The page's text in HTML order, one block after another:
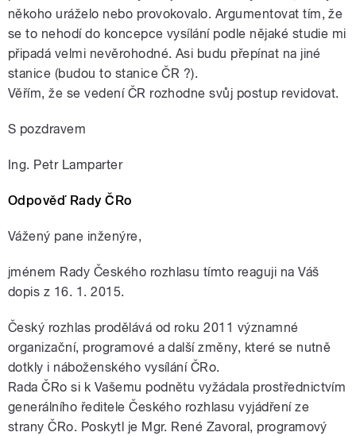
někoho uráželo nebo provokovalo. Argumentovat tím, že
se to nehodí do koncepce vysílání podle nějaké studie mi
připadá velmi nevěrohodné. Asi budu přepínat na jiné
stanice (budou to stanice ČR ?).
Věřím, že se vedení ČR rozhodne svůj postup revidovat.
S pozdravem
Ing. Petr Lamparter
Odpověď Rady ČRo
Vážený pane inženýre,
jménem Rady Českého rozhlasu tímto reaguji na Váš
dopis z 16. 1. 2015.
Český rozhlas prodělává od roku 2011 významné
organizační, programové a další změny, které se nutně
dotkly i náboženského vysílání ČRo.
Rada ČRo si k Vašemu podnětu vyžádala prostřednictvím
generálního ředitele Českého rozhlasu vyjádření ze
strany ČRo. Poskytl je Mgr. René Zavoral, programový